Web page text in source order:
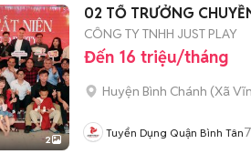
2
02 TỔ TRƯỞNG
CÔNG TY TNHH JUST PLAY
Đến 16 triệu/tháng
Huyện Bình Chánh (Xã
Tuyển Dụng Quận Bình Tân7